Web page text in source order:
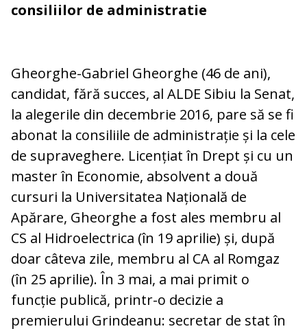
consiliilor de administratie
Gheorghe-Gabriel Gheorghe (46 de ani),
candidat, fără succes, al ALDE Sibiu la Senat,
la alegerile din decembrie 2016, pare să se fi
abonat la consiliile de administrație și la cele
de supraveghere. Licențiat în Drept și cu un
master în Economie, absolvent a două
cursuri la Universitatea Națională de
Apărare, Gheorghe a fost ales membru al
CS al Hidroelectrica (în 19 aprilie) și, după
doar câteva zile, membru al CA al Romgaz
(în 25 aprilie). În 3 mai, a mai primit o
funcție publică, printr-o decizie a
premierului Grindeanu: secretar de stat în